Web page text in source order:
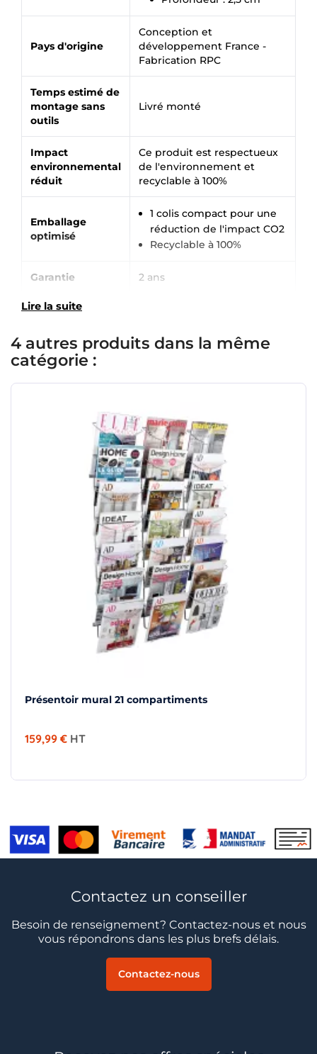
Demande de rappel
Pays d'origine
Conception et
développement France -
Fabrication RPC
Temps estimé de
montage sans
outils
Livré monté
Impact
environnemental
réduit
Ce produit est respectueux
de l'environnement et
recyclable à 100%
Emballage
optimisé
1 colis compact pour une
réduction de l'impact CO2
Recyclable à 100%
Garantie 2 ans
Lire la suite
4 autres produits dans la même
catégorie :
Présentoir mural 21 compartiments
159,99 € HT
Contactez un conseiller
Besoin de renseignement? Contactez-nous et nous
vous répondrons dans les plus brefs délais.
Contactez-nous